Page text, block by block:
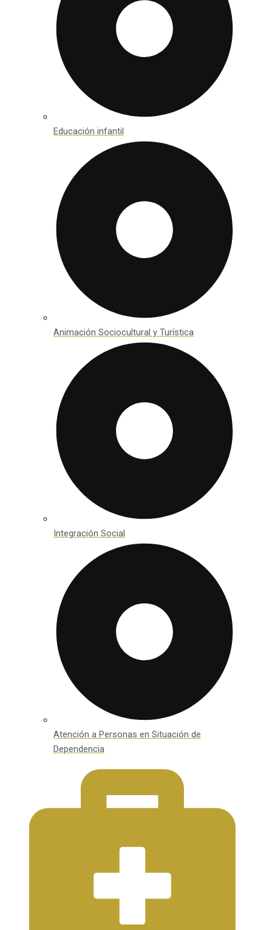
Educación infantil
Animación Sociocultural y Turística
Integración Social
Atención a Personas en Situación de
Dependencia